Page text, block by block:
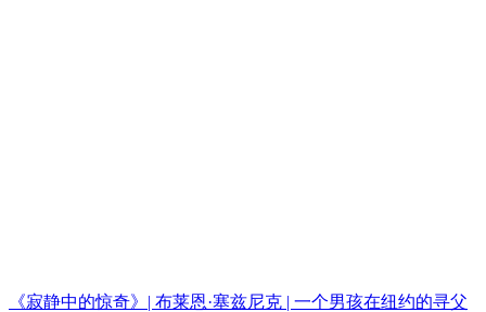
《寂静中的惊奇》| 布莱恩·塞兹尼克 | 一个男孩在纽约的寻父